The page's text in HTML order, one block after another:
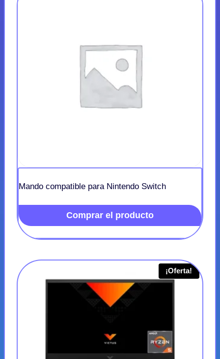
Mando compatible para Nintendo Switch
Comprar el producto
¡Oferta!